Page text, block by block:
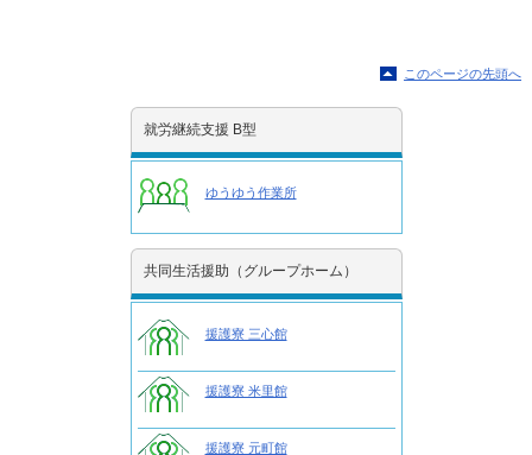
このページの先頭へ
就労継続支援 B型
ゆうゆう作業所
共同生活援助（グループホーム）
援護寮 三心館
援護寮 米里館
援護寮 元町館